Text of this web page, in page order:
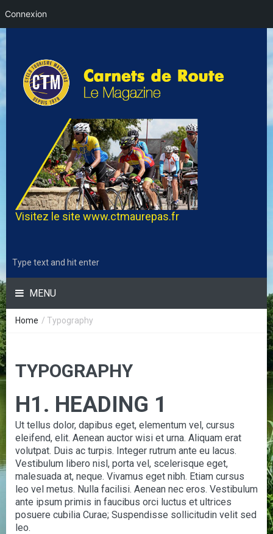
Visitez le site www.ctmaurepas.fr
MENU
Home / Typography
TYPOGRAPHY
H1. HEADING 1
Ut tellus dolor, dapibus eget, elementum vel, cursus
eleifend, elit. Aenean auctor wisi et urna. Aliquam erat
volutpat. Duis ac turpis. Integer rutrum ante eu lacus.
Vestibulum libero nisl, porta vel, scelerisque eget,
malesuada at, neque. Vivamus eget nibh. Etiam cursus
leo vel metus. Nulla facilisi. Aenean nec eros. Vestibulum
ante ipsum primis in faucibus orci luctus et ultrices
posuere cubilia Curae; Suspendisse sollicitudin velit sed
leo.
Connexion